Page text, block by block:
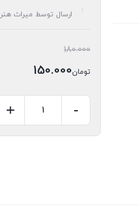
ارسال توسط میراث هنر
180.000قیمت
اصلی:
تومان150.000
فعلی:
تومان150.000.
گلویی
-
+